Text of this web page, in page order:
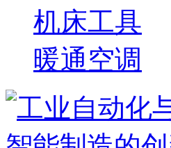
机床工具
暖通空调